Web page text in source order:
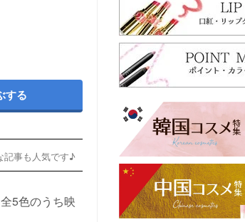
する
記事も人気です♪
5色のうち映